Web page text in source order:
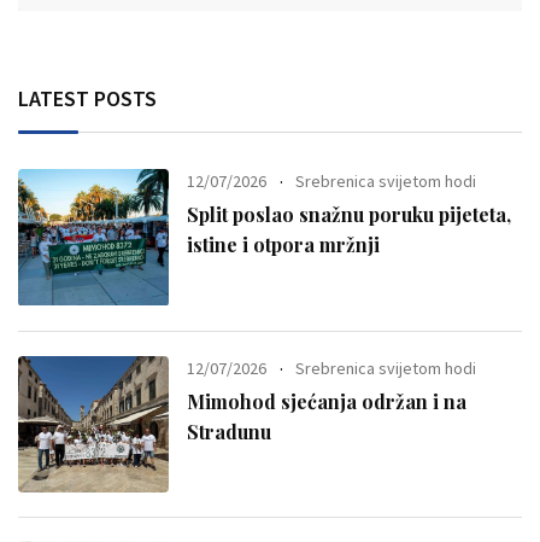
LATEST POSTS
12/07/2026 Srebrenica svijetom hodi
Split poslao snažnu poruku pijeteta,
istine i otpora mržnji
12/07/2026 Srebrenica svijetom hodi
Mimohod sjećanja održan i na
Stradunu